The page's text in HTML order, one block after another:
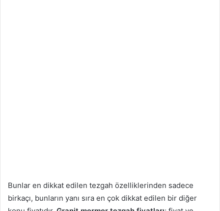
Bunlar en dikkat edilen tezgah özelliklerinden sadece
birkaçı, bunların yanı sıra en çok dikkat edilen bir diğer